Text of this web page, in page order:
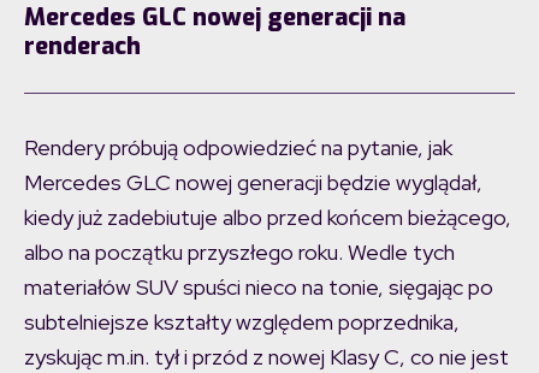
Mercedes GLC nowej generacji na
renderach
Rendery próbują odpowiedzieć na pytanie, jak
Mercedes GLC nowej generacji będzie wyglądał,
kiedy już zadebiutuje albo przed końcem bieżącego,
albo na początku przyszłego roku. Wedle tych
materiałów SUV spuści nieco na tonie, sięgając po
subtelniejsze kształty względem poprzednika,
zyskując m.in. tył i przód z nowej Klasy C, co nie jest